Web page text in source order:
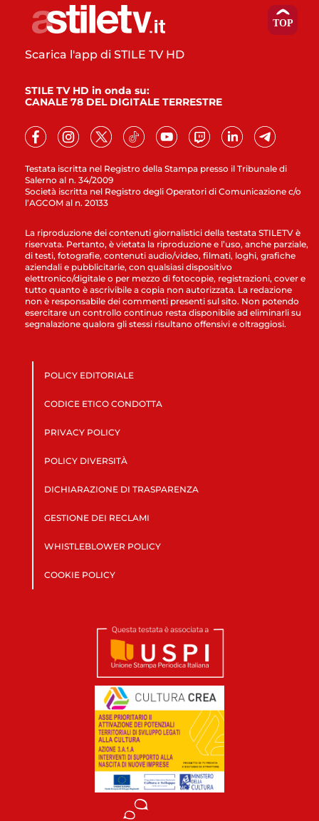
Testata iscritta nel Registro della Stampa presso il Tribunale di
Salerno al n. 34/2009
Società iscritta nel Registro degli Operatori di Comunicazione c/o
l’AGCOM al n. 20133
Scarica l'app di STILE TV HD
STILE TV HD in onda su:
CANALE 78 DEL DIGITALE TERRESTRE
La riproduzione dei contenuti giornalistici della testata STILETV è
riservata. Pertanto, è vietata la riproduzione e l’uso, anche parziale,
di testi, fotografie, contenuti audio/video, filmati, loghi, grafiche
aziendali e pubblicitarie, con qualsiasi dispositivo
elettronico/digitale o per mezzo di fotocopie, registrazioni, cover e
tutto quanto è ascrivibile a copia non autorizzata. La redazione
non è responsabile dei commenti presenti sul sito. Non potendo
esercitare un controllo continuo resta disponibile ad eliminarli su
segnalazione qualora gli stessi risultano offensivi e oltraggiosi.
POLICY EDITORIALE
CODICE ETICO CONDOTTA
PRIVACY POLICY
POLICY DIVERSITÀ
DICHIARAZIONE DI TRASPARENZA
GESTIONE DEI RECLAMI
WHISTLEBLOWER POLICY
COOKIE POLICY